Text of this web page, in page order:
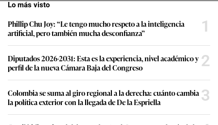
Lo más visto
Phillip Chu Joy: “Le tengo mucho respeto a la inteligencia
artificial, pero también mucha desconfianza”
1
Diputados 2026-2031: Esta es la experiencia, nivel académico y
perfil de la nueva Cámara Baja del Congreso
2
Colombia se suma al giro regional a la derecha: cuánto cambia
la política exterior con la llegada de De la Espriella
3